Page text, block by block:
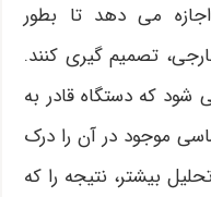
می دهد تا بطور
تصمیم گیری کنند.
که دستگاه قادر به
موجود در آن را درک
بیشتر، نتیجه را که